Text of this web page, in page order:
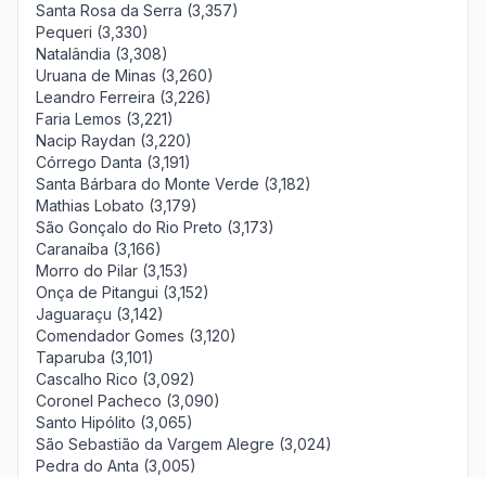
Santa Rosa da Serra (3,357)
Pequeri (3,330)
Natalândia (3,308)
Uruana de Minas (3,260)
Leandro Ferreira (3,226)
Faria Lemos (3,221)
Nacip Raydan (3,220)
Córrego Danta (3,191)
Santa Bárbara do Monte Verde (3,182)
Mathias Lobato (3,179)
São Gonçalo do Rio Preto (3,173)
Caranaíba (3,166)
Morro do Pilar (3,153)
Onça de Pitangui (3,152)
Jaguaraçu (3,142)
Comendador Gomes (3,120)
Taparuba (3,101)
Cascalho Rico (3,092)
Coronel Pacheco (3,090)
Santo Hipólito (3,065)
São Sebastião da Vargem Alegre (3,024)
Pedra do Anta (3,005)